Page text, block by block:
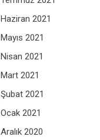
Haziran 2021
Mayıs 2021
Nisan 2021
Mart 2021
Şubat 2021
Ocak 2021
Aralık 2020